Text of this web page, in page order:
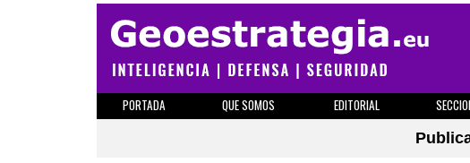
PORTADA QUE SOMOS EDITORIAL